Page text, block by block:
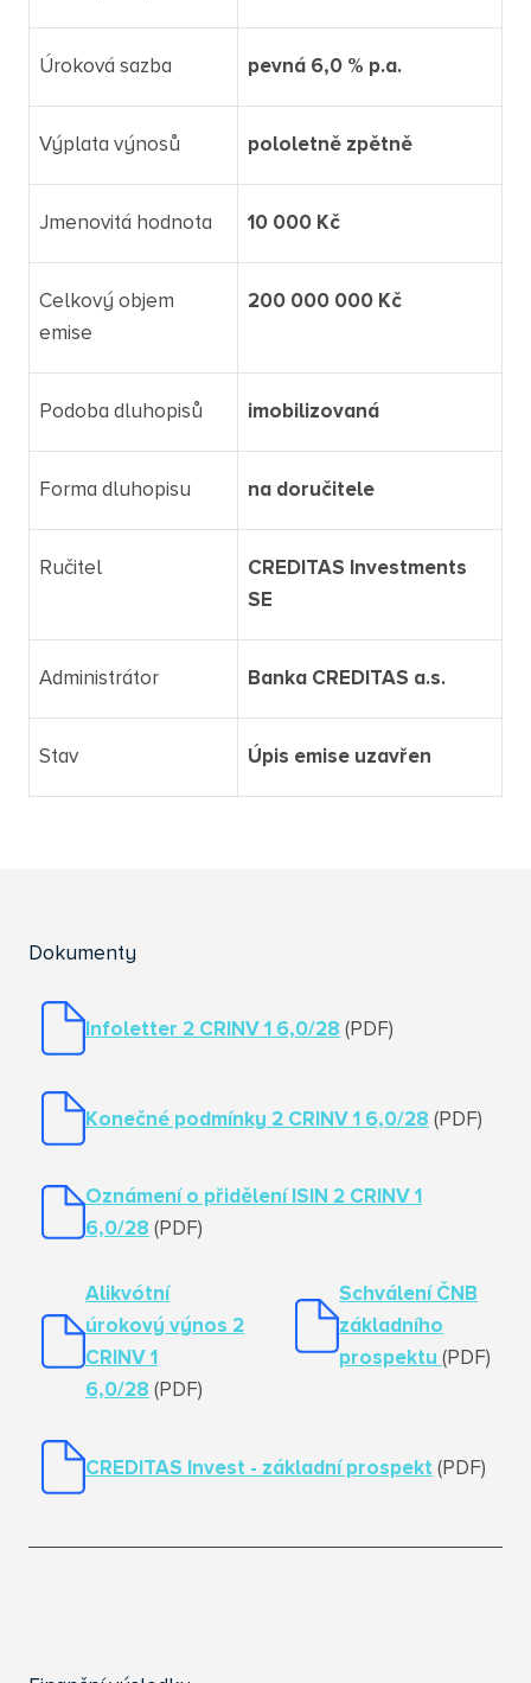
Úroková sazba pevná 6,0 % p.a.
Výplata výnosů pololetně zpětně
Jmenovitá hodnota 10 000 Kč
Celkový objem
emise
200 000 000 Kč
Podoba dluhopisů imobilizovaná
Forma dluhopisu na doručitele
Ručitel
CREDITAS Investments
SE
Administrátor Banka CREDITAS a.s.
Stav Úpis emise uzavřen
Dokumenty
Infoletter 2 CRINV 1 6,0/28 (PDF)
Konečné podmínky 2 CRINV 1 6,0/28 (PDF)
Oznámení o přidělení ISIN 2 CRINV 1
6,0/28 (PDF)
Alikvótní
úrokový výnos 2
CRINV 1
6,0/28 (PDF)
Schválení ČNB
základního
prospektu (PDF)
CREDITAS Invest - základní prospekt (PDF)